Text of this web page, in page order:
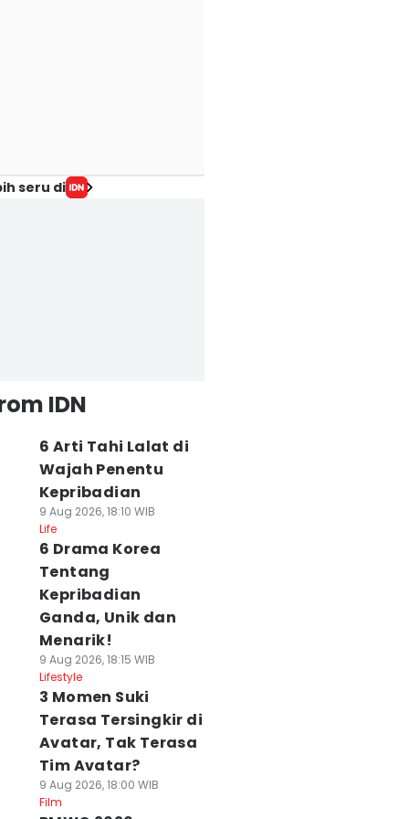
seru di
IDN
6 Arti Tahi Lalat di
Wajah Penentu
Kepribadian
9 Aug 2026, 18:10 WIB
Life
6 Drama Korea
Tentang
Kepribadian
Ganda, Unik dan
Menarik!
9 Aug 2026, 18:15 WIB
Lifestyle
3 Momen Suki
Terasa Tersingkir di
Avatar, Tak Terasa
Tim Avatar?
9 Aug 2026, 18:00 WIB
Film